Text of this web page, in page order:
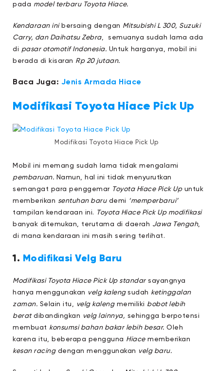
pada model terbaru Toyota Hiace.
Kendaraan inibersaing dengan Mitsubishi L 300, Suzuki
Carry, dan Daihatsu Zebra, semuanya sudah lama ada
di pasar otomotif Indonesia. Untuk harganya, mobil ini
berada di kisaran Rp 20 jutaan.
Baca Juga: Jenis Armada Hiace
Modifikasi Toyota Hiace Pick Up
Modifikasi Toyota Hiace Pick Up
Mobil ini memang sudah lama tidak mengalami
pembaruan. Namun, hal ini tidak menyurutkan
semangat para penggemar Toyota Hiace Pick Upuntuk
memberikan sentuhan barudemi ‘memperbarui’
tampilan kendaraan ini. Toyota Hiace Pick Up modifikasi
banyak ditemukan, terutama di daerah Jawa Tengah,
di mana kendaraan ini masih sering terlihat.
1. Modifikasi Velg Baru
Modifikasi Toyota Hiace Pick Up standarsayangnya
hanya menggunakan velg kalengsudah ketinggalan
zaman. Selain itu, velg kalengmemiliki bobot lebih
beratdibandingkan velg lainnya, sehingga berpotensi
membuat konsumsi bahan bakar lebih besar. Oleh
karena itu, beberapa pengguna Hiacememberikan
kesan racingdengan menggunakan velg baru.